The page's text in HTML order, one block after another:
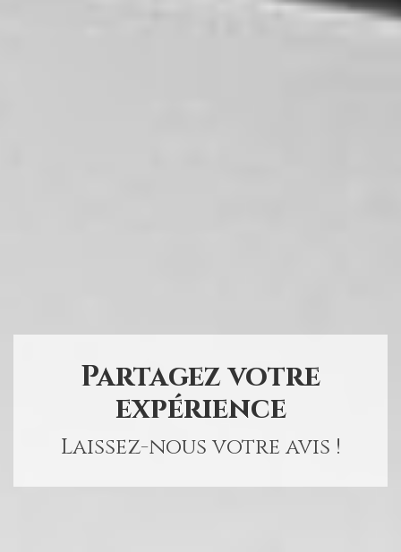
Partagez votre
expérience
Laissez-nous votre avis !